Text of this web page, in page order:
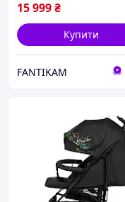
15 999₴
Купити
FANTIKAM